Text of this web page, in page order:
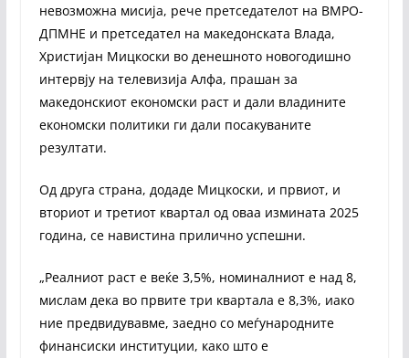
невозможна мисија, рече претседателот на ВМРО-
ДПМНЕ и претседател на македонската Влада,
Христијан Мицкоски во денешното новогодишно
интервју на телевизија Алфа, прашан за
македонскиот економски раст и дали владините
економски политики ги дали посакуваните
резултати.
Од друга страна, додаде Мицкоски, и првиот, и
вториот и третиот квартал од оваа измината 2025
година, се навистина прилично успешни.
„Реалниот раст е веќе 3,5%, номиналниот е над 8,
мислам дека во првите три квартала е 8,3%, иако
ние предвидувавме, заедно со меѓународните
финансиски институции, како што е